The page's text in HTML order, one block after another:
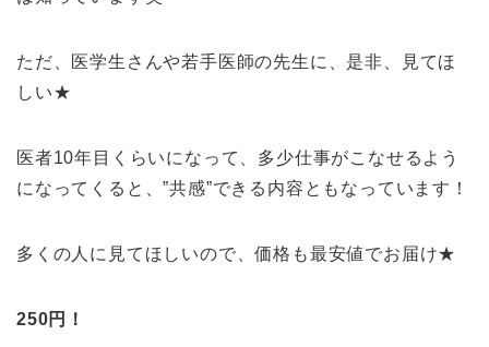
ただ、医学生さんや若手医師の先生に、是非、見てほ
しい★
医者10年目くらいになって、多少仕事がこなせるよう
になってくると、”共感”できる内容ともなっています！
多くの人に見てほしいので、価格も最安値でお届け★
250円！